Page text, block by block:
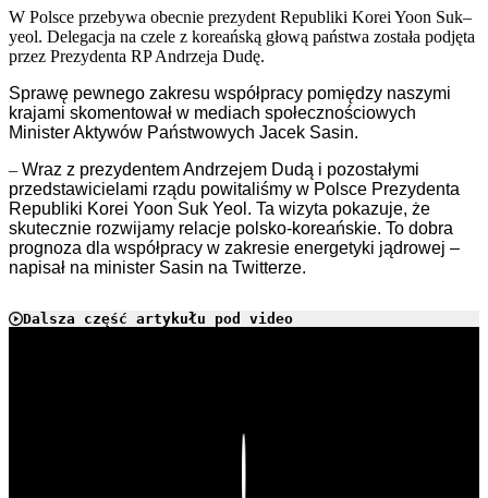
W Polsce przebywa obecnie prezydent Republiki Korei Yoon Suk–
yeol. Delegacja na czele z koreańską głową państwa została podjęta
przez Prezydenta RP Andrzeja Dudę.
Sprawę pewnego zakresu współpracy pomiędzy naszymi
krajami skomentował w mediach społecznościowych
Minister Aktywów Państwowych Jacek Sasin.
– Wraz z prezydentem Andrzejem Dudą i pozostałymi
przedstawicielami rządu powitaliśmy w Polsce Prezydenta
Republiki Korei Yoon Suk Yeol. Ta wizyta pokazuje, że
skutecznie rozwijamy relacje polsko-koreańskie. To dobra
prognoza dla współpracy w zakresie energetyki jądrowej –
napisał na minister Sasin na Twitterze.
Dalsza część artykułu pod video